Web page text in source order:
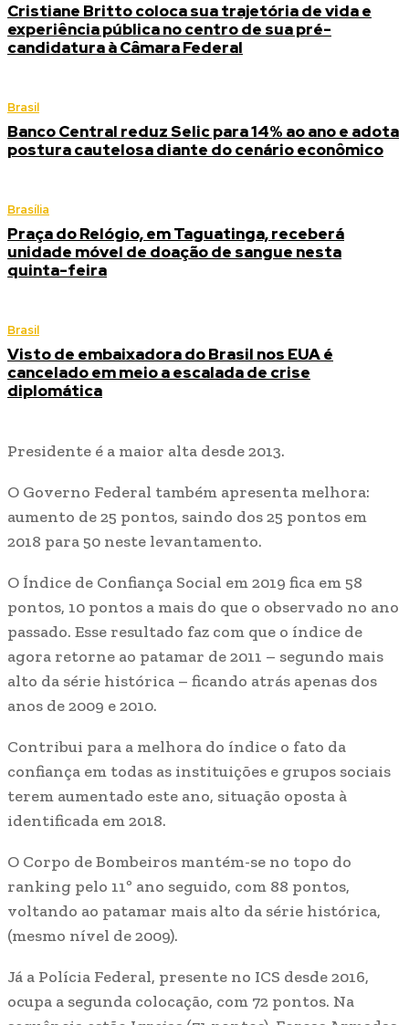
Cristiane Britto coloca sua trajetória de vida e
experiência pública no centro de sua pré-
candidatura à Câmara Federal
Brasil
Banco Central reduz Selic para 14% ao ano e adota
postura cautelosa diante do cenário econômico
Brasília
Praça do Relógio, em Taguatinga, receberá
unidade móvel de doação de sangue nesta
quinta-feira
Brasil
Visto de embaixadora do Brasil nos EUA é
cancelado em meio a escalada de crise
diplomática
Presidente é a maior alta desde 2013.
O Governo Federal também apresenta melhora:
aumento de 25 pontos, saindo dos 25 pontos em
2018 para 50 neste levantamento.
O Índice de Confiança Social em 2019 fica em 58
pontos, 10 pontos a mais do que o observado no ano
passado. Esse resultado faz com que o índice de
agora retorne ao patamar de 2011 – segundo mais
alto da série histórica – ficando atrás apenas dos
anos de 2009 e 2010.
Contribui para a melhora do índice o fato da
confiança em todas as instituições e grupos sociais
terem aumentado este ano, situação oposta à
identificada em 2018.
O Corpo de Bombeiros mantém-se no topo do
ranking pelo 11º ano seguido, com 88 pontos,
voltando ao patamar mais alto da série histórica,
(mesmo nível de 2009).
Já a Polícia Federal, presente no ICS desde 2016,
ocupa a segunda colocação, com 72 pontos. Na